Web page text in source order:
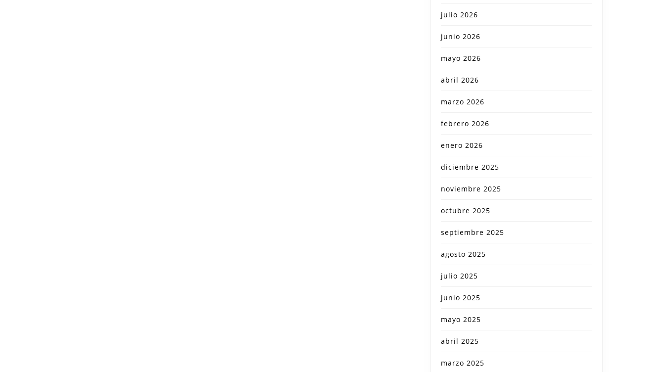
julio 2026
junio 2026
mayo 2026
abril 2026
marzo 2026
febrero 2026
enero 2026
diciembre 2025
noviembre 2025
octubre 2025
septiembre 2025
agosto 2025
julio 2025
junio 2025
mayo 2025
abril 2025
marzo 2025